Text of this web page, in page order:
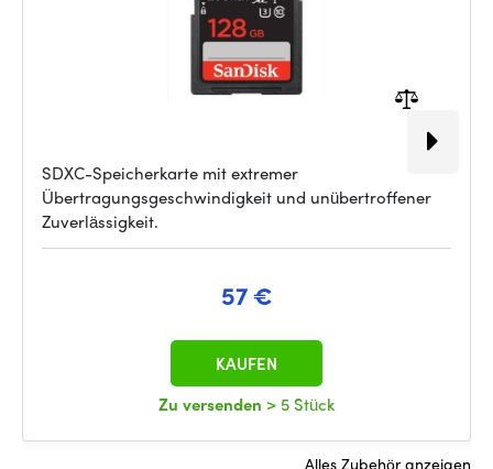
SDXC-Speicherkarte mit extremer
Übertragungsgeschwindigkeit und unübertroffener
Zuverlässigkeit.
57 €
Zu versenden > 5 Stück
KAUFEN
Alles Zubehör anzeigen